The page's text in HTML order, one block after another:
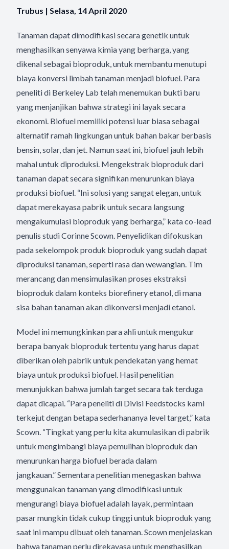
Trubus | Selasa, 14 April 2020
Tanaman dapat dimodifikasi secara genetik untuk
menghasilkan senyawa kimia yang berharga, yang
dikenal sebagai bioproduk, untuk membantu menutupi
biaya konversi limbah tanaman menjadi biofuel. Para
peneliti di Berkeley Lab telah menemukan bukti baru
yang menjanjikan bahwa strategi ini layak secara
ekonomi. Biofuel memiliki potensi luar biasa sebagai
alternatif ramah lingkungan untuk bahan bakar berbasis
bensin, solar, dan jet. Namun saat ini, biofuel jauh lebih
mahal untuk diproduksi. Mengekstrak bioproduk dari
tanaman dapat secara signifikan menurunkan biaya
produksi biofuel. “Ini solusi yang sangat elegan, untuk
dapat merekayasa pabrik untuk secara langsung
mengakumulasi bioproduk yang berharga,” kata co-lead
penulis studi Corinne Scown. Penyelidikan difokuskan
pada sekelompok produk bioproduk yang sudah dapat
diproduksi tanaman, seperti rasa dan wewangian. Tim
merancang dan mensimulasikan proses ekstraksi
bioproduk dalam konteks biorefinery etanol, di mana
sisa bahan tanaman akan dikonversi menjadi etanol.
Model ini memungkinkan para ahli untuk mengukur
berapa banyak bioproduk tertentu yang harus dapat
diberikan oleh pabrik untuk pendekatan yang hemat
biaya untuk produksi biofuel. Hasil penelitian
menunjukkan bahwa jumlah target secara tak terduga
dapat dicapai. “Para peneliti di Divisi Feedstocks kami
terkejut dengan betapa sederhananya level target,” kata
Scown. “Tingkat yang perlu kita akumulasikan di pabrik
untuk mengimbangi biaya pemulihan bioproduk dan
menurunkan harga biofuel berada dalam
jangkauan.” Sementara penelitian menegaskan bahwa
menggunakan tanaman yang dimodifikasi untuk
mengurangi biaya biofuel adalah layak, permintaan
pasar mungkin tidak cukup tinggi untuk bioproduk yang
saat ini mampu dibuat oleh tanaman. Scown menjelaskan
bahwa tanaman perlu direkayasa untuk menghasilkan